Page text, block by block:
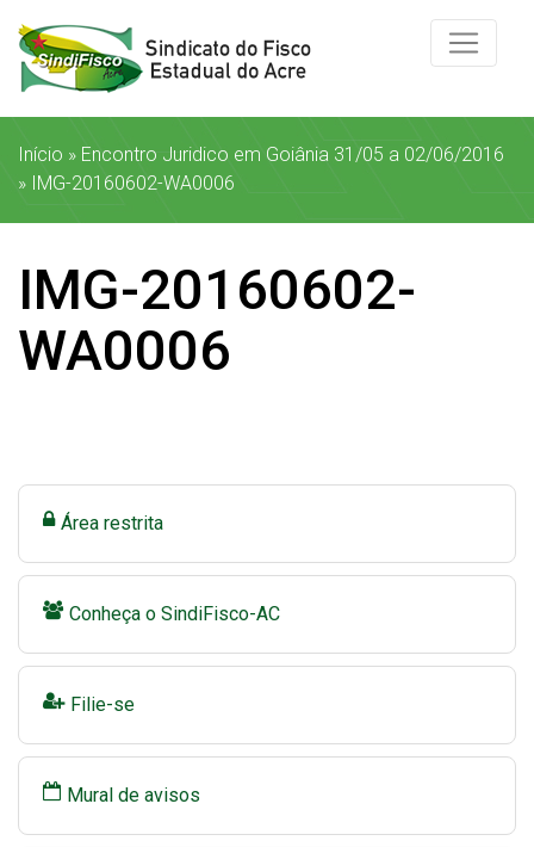
Início » Encontro Juridico em Goiânia 31/05 a 02/06/2016
» IMG-20160602-WA0006
IMG-20160602-
WA0006
Área restrita
Conheça o SindiFisco-AC
Filie-se
Mural de avisos